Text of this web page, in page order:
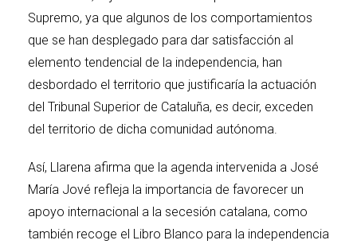
Supremo, ya que algunos de los comportamientos
que se han desplegado para dar satisfacción al
elemento tendencial de la independencia, han
desbordado el territorio que justificaría la actuación
del Tribunal Superior de Cataluña, es decir, exceden
del territorio de dicha comunidad autónoma.
Así, Llarena afirma que la agenda intervenida a José
María Jové refleja la importancia de favorecer un
apoyo internacional a la secesión catalana, como
también recoge el Libro Blanco para la independencia